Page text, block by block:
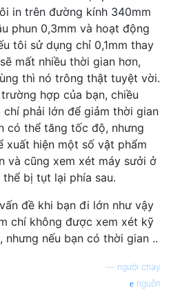
in trên đường kính 340mm
phun 0,3mm và hoạt động
tôi sử dụng chỉ 0,1mm thay
mất nhiều thời gian hơn,
thì nó trông thật tuyệt vời.
hợp của bạn, chiều
phải lớn để giảm thời gian
có thể tăng tốc độ, nhưng
xuất hiện một số vật phẩm
và cũng xem xét máy sưởi ở
bị tụt lại phía sau.
đề khi bạn đi lớn như vậy
chí không được xem xét kỹ
nhưng nếu bạn có thời gian ..
người chạy
nguồn